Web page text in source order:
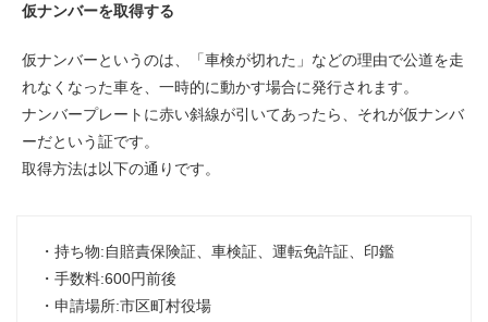
仮ナンバーを取得する
仮ナンバーというのは、「車検が切れた」などの理由で公道を走
れなくなった車を、 一時的に動かす場合に発行されます。
ナンバープレートに赤い斜線が引いてあったら、それが仮ナンバ
ーだという証です。
取得方法は以下の通りです。
・持ち物:自賠責保険証、車検証、運転免許証、印鑑
・手数料:600円前後
・申請場所:市区町村役場